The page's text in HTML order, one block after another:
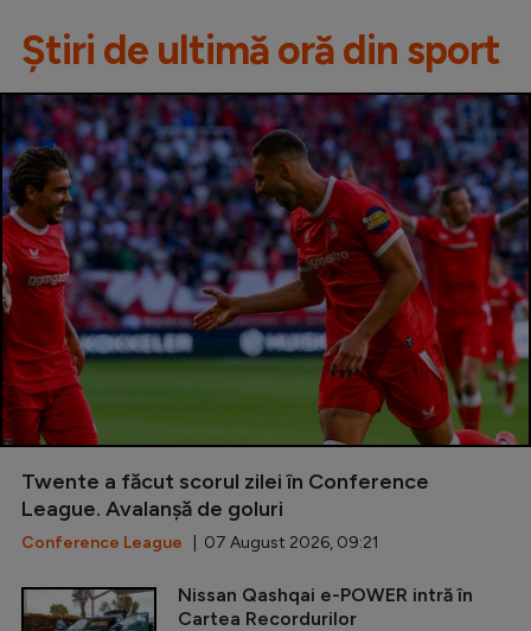
Știri de ultimă oră din sport
Twente a făcut scorul zilei în Conference
League. Avalanșă de goluri
Conference League | 07 August 2026, 09:21
Nissan Qashqai e-POWER intră în
Cartea Recordurilor